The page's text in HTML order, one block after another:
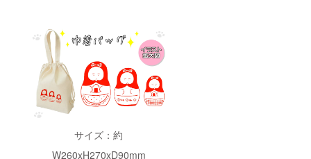
サイズ：約
W260xH270xD90mm